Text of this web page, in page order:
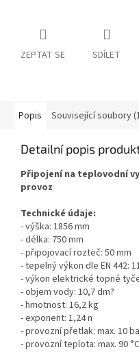
ZEPTAT SE SDÍLET
Popis Související soubory
Detailní popis
Připojení na teplovodní
provoz
Technické údaje:
- výška: 1856 mm
- délka: 750 mm
- připojovací rozteč: 50 mm
- tepelný výkon dle EN 442:
- výkon elektrické topné
- objem vody: 10,7 dm?
- hmotnost: 16,2 kg
- exponent: 1,24 n
- provozní přetlak: max. 10
- provozní teplota: max. 90 °C